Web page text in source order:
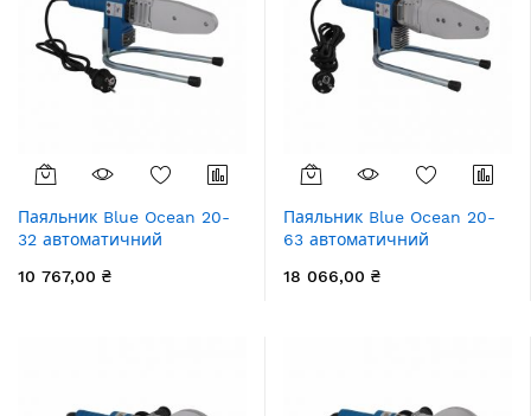
Паяльник Blue Ocean 20-
32 автоматичний
10 767,00 ₴
Паяльник Blue Ocean 20-
63 автоматичний
18 066,00 ₴